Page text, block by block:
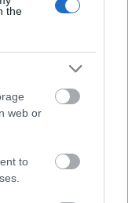
the
web or
to
blokk új
szombattól
a riasztás